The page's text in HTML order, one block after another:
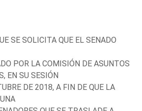
SE SOLICITA QUE EL SENADO
POR LA COMISIÓN DE ASUNTOS
EN SU SESIÓN
DE 2018, A FIN DE QUE LA